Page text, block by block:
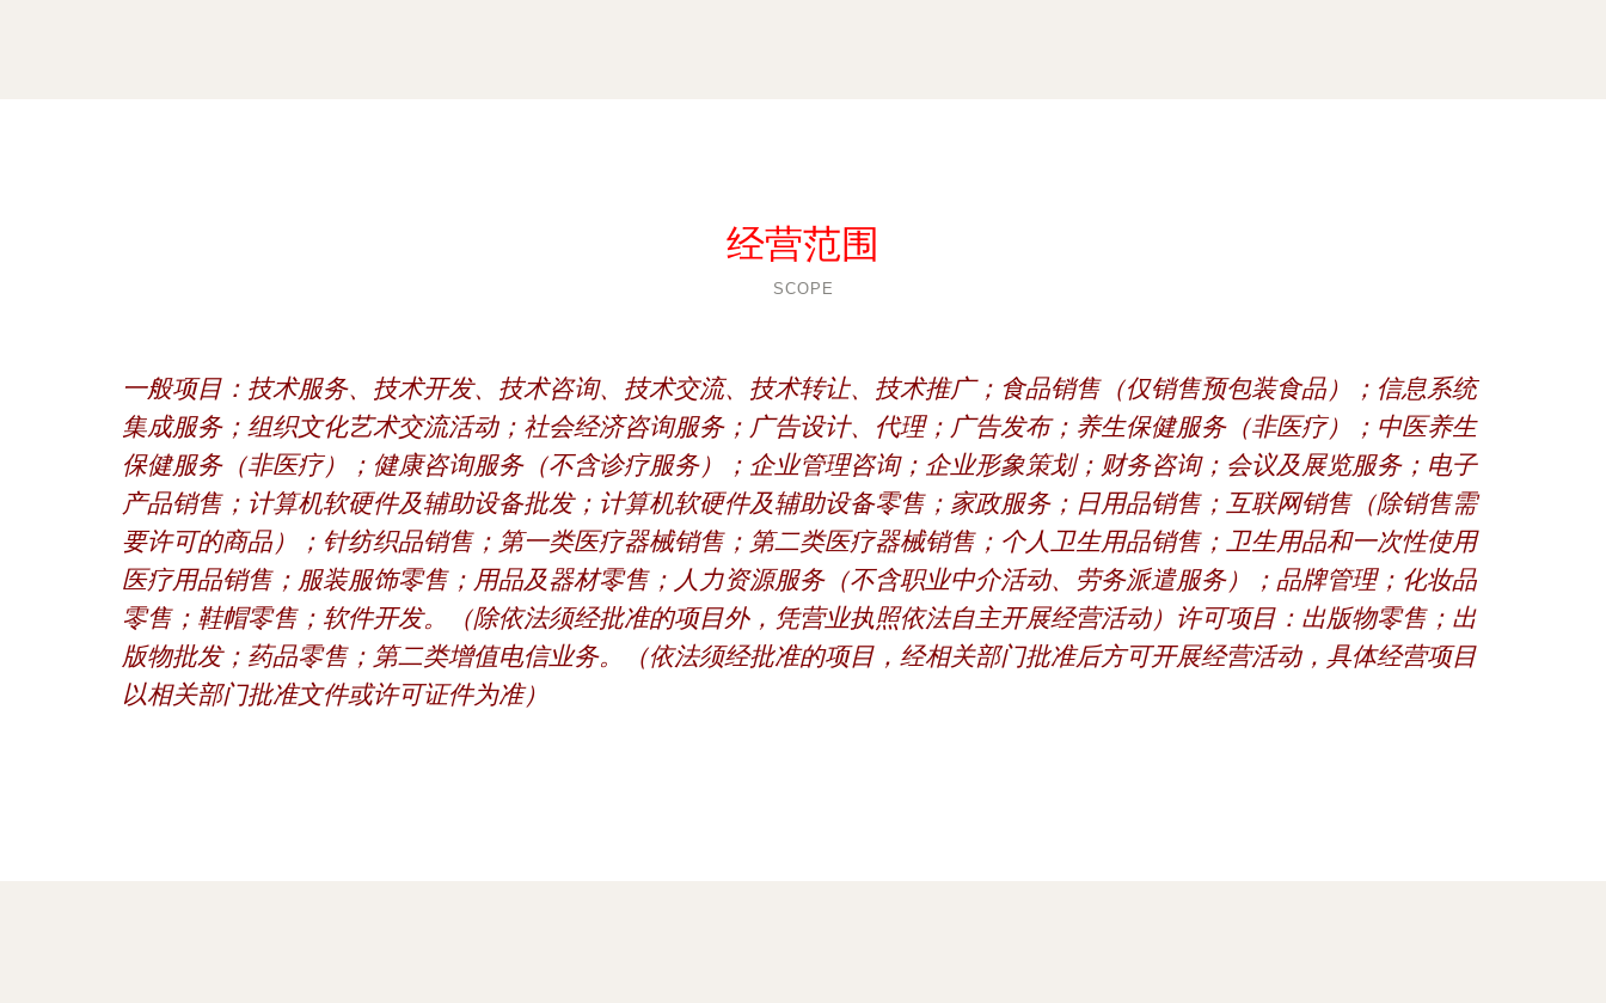
经营范围
SCOPE
一般项目：技术服务、技术开发、技术咨询、技术交流、技术转让、技术推广；食品销售（仅销售预包装食品）；信息系统
集成服务；组织文化艺术交流活动；社会经济咨询服务；广告设计、代理；广告发布；养生保健服务（非医疗）；中医养生
保健服务（非医疗）；健康咨询服务（不含诊疗服务）；企业管理咨询；企业形象策划；财务咨询；会议及展览服务；电子
产品销售；计算机软硬件及辅助设备批发；计算机软硬件及辅助设备零售；家政服务；日用品销售；互联网销售（除销售需
要许可的商品）；针纺织品销售；第一类医疗器械销售；第二类医疗器械销售；个人卫生用品销售；卫生用品和一次性使用
医疗用品销售；服装服饰零售；用品及器材零售；人力资源服务（不含职业中介活动、劳务派遣服务）；品牌管理；化妆品
零售；鞋帽零售；软件开发。（除依法须经批准的项目外，凭营业执照依法自主开展经营活动）许可项目：出版物零售；出
版物批发；药品零售；第二类增值电信业务。（依法须经批准的项目，经相关部门批准后方可开展经营活动，具体经营项目
以相关部门批准文件或许可证件为准）